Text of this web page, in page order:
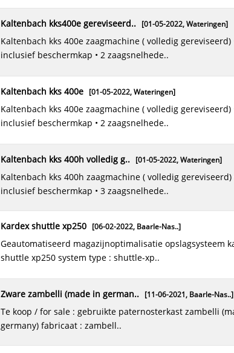
"nieuw"draaibank harrison t280 nieuwe draaibank. geweldige
machine. cnc is wel wat gedateerd. zie ..
tractor john deerne 2130[28-03-2018,Hardinxvel..
of liefhebber voor de marge prijs v..
kolomboormachine alzmetall , m..[22-05-2018,
machine nr.: 19754 boorcapaciteit ..
kaltenbach kks400e gereviseerd.. [01-05-2022, Wateringen]
kaltenbach kks 400e zaagmachine ( volledig gereviseerd) •
inclusief beschermkap • 2 zaagsnelhede..
kaltenbach kks 400e [01-05-2022, Wateringen]
kaltenbach kks 400e zaagmachine ( volledig gereviseerd) •
inclusief beschermkap • 2 zaagsnelhede..
kaltenbach kks 400h volledig g.. [01-05-2022, Wateringen]
kaltenbach kks 400h zaagmachine ( volledig gereviseerd) •
inclusief beschermkap • 3 zaagsnelhede..
kardex shuttle xp250 [06-02-2022, Baarle-Nas..]
geautomatiseerd magazijnoptimalisatie opslagsysteem kardex
shuttle xp250 system type : shuttle-xp..
zware zambelli (made in german.. [11-06-2021, Baarle-Nas..]
te koop / for sale : gebruikte paternosterkast zambelli (made in
germany) fabricaat : zambell..